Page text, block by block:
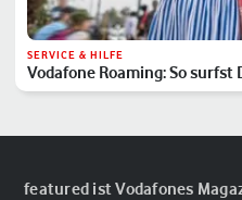
SERVICE & HILFE
Vodafone Roaming: So
featured ist Vodafones